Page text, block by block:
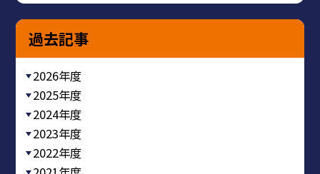
過去記事
2026年度
2025年度
2024年度
2023年度
2022年度